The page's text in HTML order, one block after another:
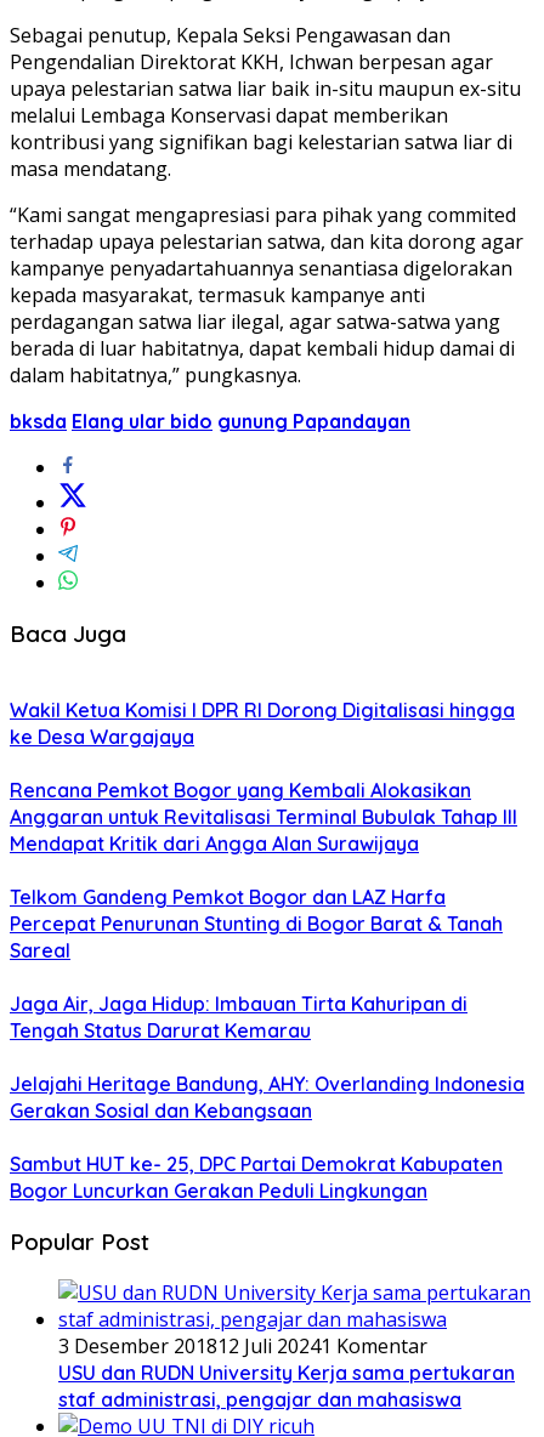
Sebagai penutup, Kepala Seksi Pengawasan dan
Pengendalian Direktorat KKH, Ichwan berpesan agar
upaya pelestarian satwa liar baik in-situ maupun ex-situ
melalui Lembaga Konservasi dapat memberikan
kontribusi yang signifikan bagi kelestarian satwa liar di
masa mendatang.
“Kami sangat mengapresiasi para pihak yang commited
terhadap upaya pelestarian satwa, dan kita dorong agar
kampanye penyadartahuannya senantiasa digelorakan
kepada masyarakat, termasuk kampanye anti
perdagangan satwa liar ilegal, agar satwa-satwa yang
berada di luar habitatnya, dapat kembali hidup damai di
dalam habitatnya,” pungkasnya.
bksda Elang ular bido gunung Papandayan
Baca Juga
Wakil Ketua Komisi I DPR RI Dorong Digitalisasi hingga
ke Desa Wargajaya
Rencana Pemkot Bogor yang Kembali Alokasikan
Anggaran untuk Revitalisasi Terminal Bubulak Tahap III
Mendapat Kritik dari Angga Alan Surawijaya
Telkom Gandeng Pemkot Bogor dan LAZ Harfa
Percepat Penurunan Stunting di Bogor Barat & Tanah
Sareal
Jaga Air, Jaga Hidup: Imbauan Tirta Kahuripan di
Tengah Status Darurat Kemarau
Jelajahi Heritage Bandung, AHY: Overlanding Indonesia
Gerakan Sosial dan Kebangsaan
Sambut HUT ke- 25, DPC Partai Demokrat Kabupaten
Bogor Luncurkan Gerakan Peduli Lingkungan
Popular Post
3 Desember 201812 Juli 20241 Komentar
USU dan RUDN University Kerja sama pertukaran
staf administrasi, pengajar dan mahasiswa